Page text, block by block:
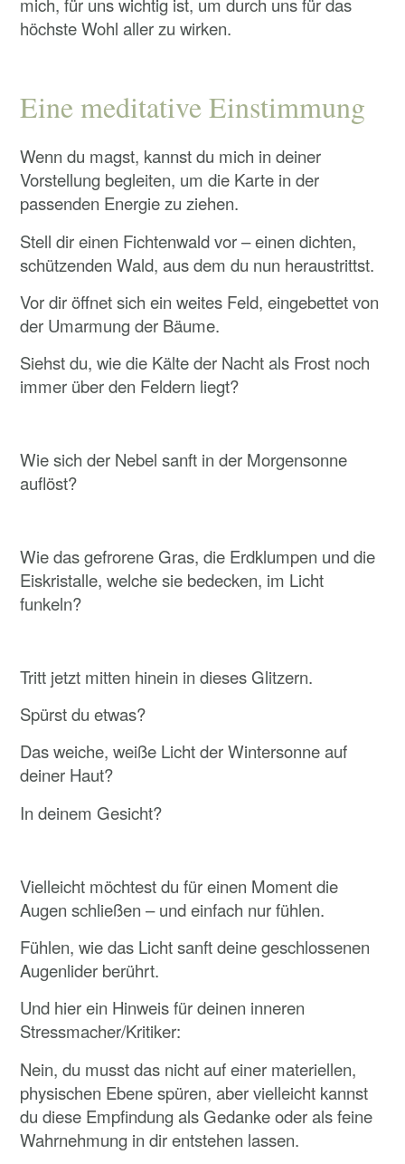
höchste Wohl aller zu wirken.
Eine meditative Einstimmung
Wenn du magst, kannst du mich in deiner
Vorstellung begleiten, um die Karte in der
passenden Energie zu ziehen.
Stell dir einen Fichtenwald vor – einen dichten,
schützenden Wald, aus dem du nun heraustrittst.
Vor dir öffnet sich ein weites Feld, eingebettet von
der Umarmung der Bäume.
Siehst du, wie die Kälte der Nacht als Frost noch
immer über den Feldern liegt?
Wie sich der Nebel sanft in der Morgensonne
auflöst?
Wie das gefrorene Gras, die Erdklumpen und die
Eiskristalle, welche sie bedecken, im Licht
funkeln?
Tritt jetzt mitten hinein in dieses Glitzern.
Spürst du etwas?
Das weiche, weiße Licht der Wintersonne auf
deiner Haut?
In deinem Gesicht?
Vielleicht möchtest du für einen Moment die
Augen schließen – und einfach nur fühlen.
Fühlen, wie das Licht sanft deine geschlossenen
Augenlider berührt.
Und hier ein Hinweis für deinen inneren
Stressmacher/Kritiker:
Nein, du musst das nicht auf einer materiellen,
physischen Ebene spüren, aber vielleicht kannst
du diese Empfindung als Gedanke oder als feine
Wahrnehmung in dir entstehen lassen.